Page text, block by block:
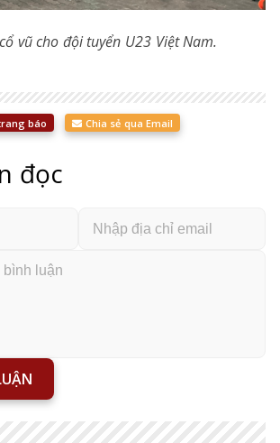
vũ cho đội tuyển U23 Việt Nam.
báo Chia sẻ qua Email
đọc